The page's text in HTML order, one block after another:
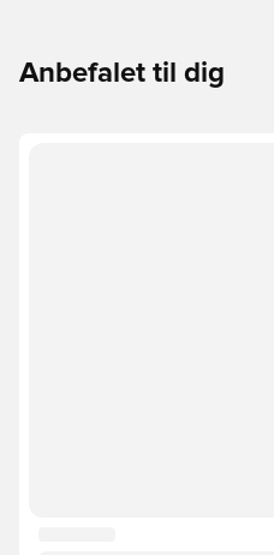
Anbefalet til dig